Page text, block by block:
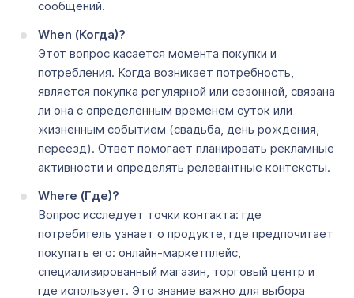
сообщений.
When (Когда)?
Этот вопрос касается момента покупки и
потребления. Когда возникает потребность,
является покупка регулярной или сезонной, связана
ли она с определенным временем суток или
жизненным событием (свадьба, день рождения,
переезд). Ответ помогает планировать рекламные
активности и определять релевантные контексты.
Where (Где)?
Вопрос исследует точки контакта: где
потребитель узнает о продукте, где предпочитает
покупать его: онлайн-маркетплейс,
специализированный магазин, торговый центр и
где использует. Это знание важно для выбора